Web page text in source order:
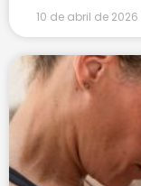
10 de abril de 2026